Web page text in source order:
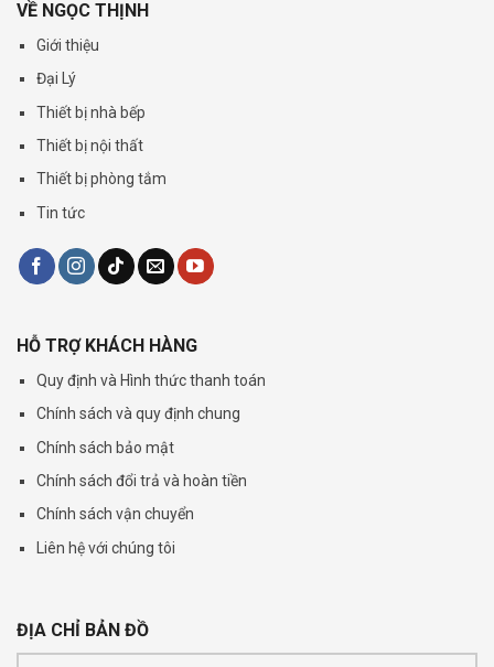
VỀ NGỌC THỊNH
Giới thiệu
Đại Lý
Thiết bị nhà bếp
Thiết bị nội thất
Thiết bị phòng tắm
Tin tức
HỖ TRỢ KHÁCH HÀNG
Quy định và Hình thức thanh toán
Chính sách và quy định chung
Chính sách bảo mật
Chính sách đổi trả và hoàn tiền
Chính sách vận chuyển
Liên hệ với chúng tôi
ĐỊA CHỈ BẢN ĐỒ